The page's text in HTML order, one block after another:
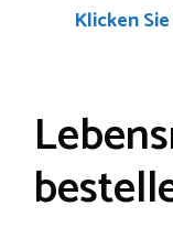
Klicken